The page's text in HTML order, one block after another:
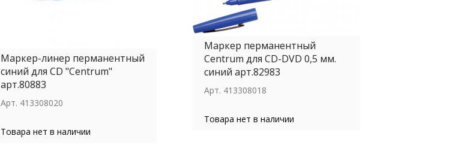
Маркер-линер перманентный
синий для CD "Centrum"
арт.80883
Арт. 413308020
Товара нет в наличии
Маркер перманентный
Centrum для CD-DVD 0,5 мм.
синий арт.82983
Арт. 413308018
Товара нет в наличии